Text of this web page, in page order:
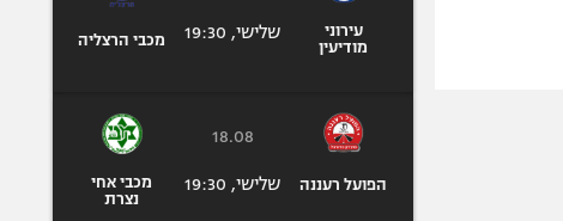
עירוני
מודיעין
שלישי, 19:30 מכבי הרצליה
הפועל רעננה
18.08
שלישי, 19:30
מכבי אחי
נצרת